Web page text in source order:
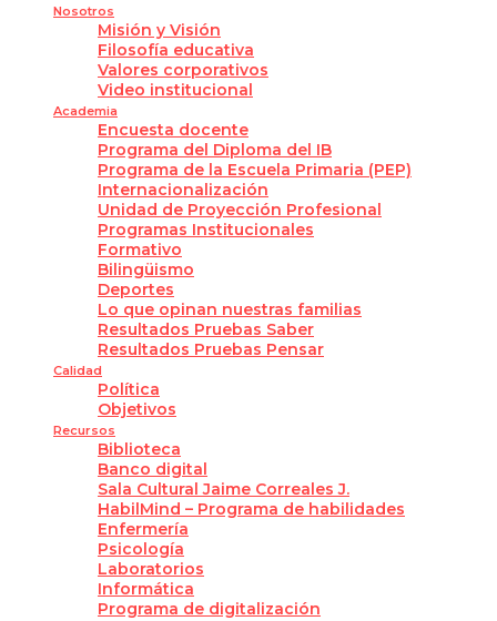
Nosotros
Misión y Visión
Filosofía educativa
Valores corporativos
Video institucional
Academia
Encuesta docente
Programa del Diploma del IB
Programa de la Escuela Primaria (PEP)
Internacionalización
Unidad de Proyección Profesional
Programas Institucionales
Formativo
Bilingüismo
Deportes
Lo que opinan nuestras familias
Resultados Pruebas Saber
Resultados Pruebas Pensar
Calidad
Política
Objetivos
Recursos
Biblioteca
Banco digital
Sala Cultural Jaime Correales J.
HabilMind – Programa de habilidades
Enfermería
Psicología
Laboratorios
Informática
Programa de digitalización